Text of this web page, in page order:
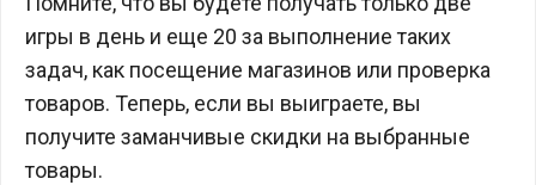
игры в день и еще 20 за выполнение таких
задач, как посещение магазинов или проверка
товаров. Теперь, если вы выиграете, вы
получите заманчивые скидки на выбранные
товары.